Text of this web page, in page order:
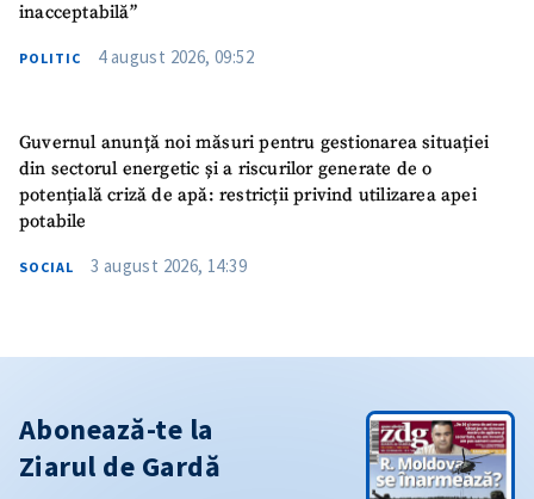
inacceptabilă”
POLITIC 4 august 2026, 09:52
Guvernul anunță noi măsuri pentru gestionarea situației
din sectorul energetic și a riscurilor generate de o
potențială criză de apă: restricții privind utilizarea apei
potabile
SOCIAL 3 august 2026, 14:39
Abonează-te la
Ziarul de Gardă